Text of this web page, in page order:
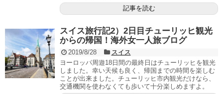
記事を読む
スイス旅行記2）2日目チューリッヒ観光
からの帰国！海外女一人旅ブログ
2019/8/28
スイス
ヨーロッパ周遊18日間の最終日はチューリッヒを観光
しました。幸い天候も良く、帰国までの時間を楽しむ
ことが出来ました。チューリッヒ市内観光だけなら、
交通機関を使わなくても歩いて十分楽しめますよ。